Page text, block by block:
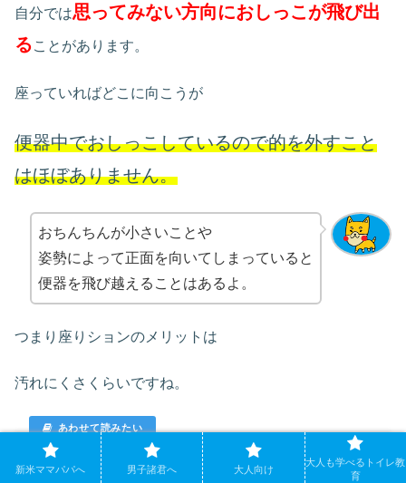
自分では思ってみない方向におしっこが飛び出
ることがあります。
座っていればどこに向こうが
便器中でおしっこしているので的を外すこと
はほぼありません。
おちんちんが小さいことや
姿勢によって正面を向いてしまっていると
便器を飛び越えることはあるよ。
つまり座りションのメリットは
汚れにくさくらいですね。
コレできてる！？公衆トイレの小便器でズボン
も汚さない5つの方法
新米ママパパへ 男子諸君へ 大人向け
大人も学べるトイレ教
育